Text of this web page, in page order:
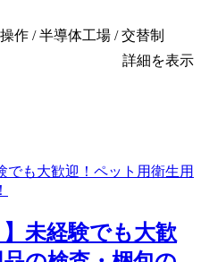
作 / 半導体工場 / 交替制
詳細を表示
】未経験でも大歓